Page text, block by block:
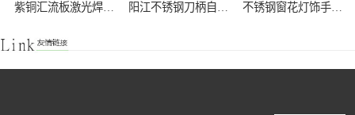
紫铜汇流板激光焊接加工 阳江不锈钢刀柄自动激光焊接机 不锈钢窗花灯饰手持式激光焊接机